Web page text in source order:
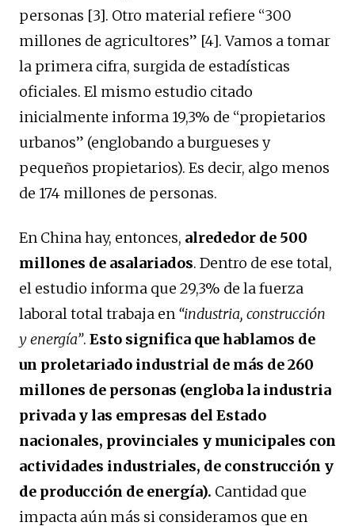
personas [3]. Otro material refiere “300
millones de agricultores” [4]. Vamos a tomar
la primera cifra, surgida de estadísticas
oficiales. El mismo estudio citado
inicialmente informa 19,3% de “propietarios
urbanos” (englobando a burgueses y
pequeños propietarios). Es decir, algo menos
de 174 millones de personas.
En China hay, entonces, alrededor de 500
millones de asalariados. Dentro de ese total,
el estudio informa que 29,3% de la fuerza
laboral total trabaja en “industria, construcción
y energía”. Esto significa que hablamos de
un proletariado industrial de más de 260
millones de personas (engloba la industria
privada y las empresas del Estado
nacionales, provinciales y municipales con
actividades industriales, de construcción y
de producción de energía). Cantidad que
impacta aún más si consideramos que en